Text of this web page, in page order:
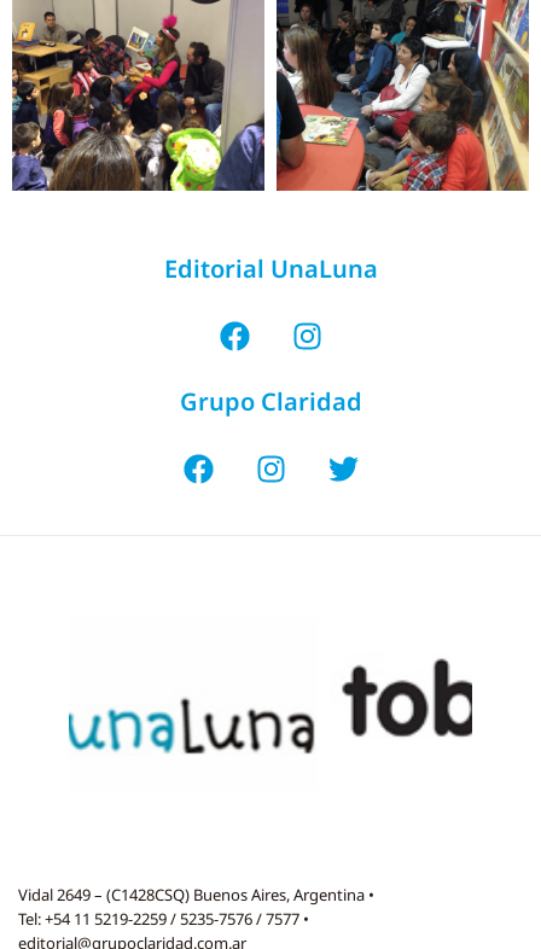
Editorial UnaLuna
Grupo Claridad
Vidal 2649 – (C1428CSQ) Buenos Aires, Argentina •
Tel: +54 11 5219-2259 / 5235-7576 / 7577 •
editorial@grupoclaridad.com.ar